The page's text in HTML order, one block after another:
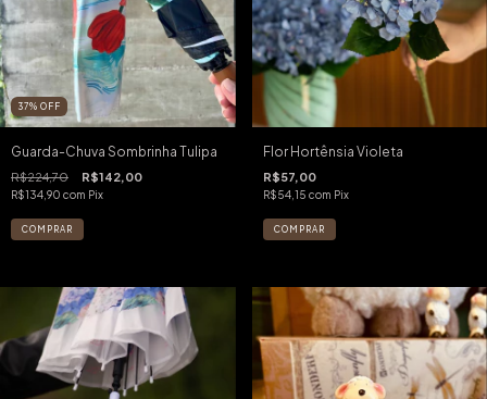
37% OFF
Guarda-Chuva Sombrinha Tulipa
R$224,70 R$142,00
R$134,90 com Pix
Flor Hortênsia Violeta
R$57,00
R$54,15 com Pix